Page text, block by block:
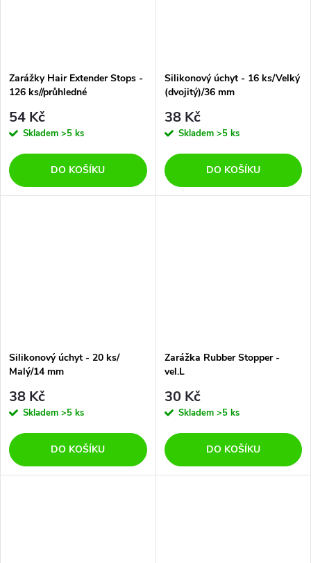
Zarážky Hair Extender Stops -
126 ks//průhledné
54 Kč
Skladem >5 ks
DO KOŠÍKU
Silikonový úchyt - 16 ks/Velký
(dvojitý)/36 mm
38 Kč
Skladem >5 ks
DO KOŠÍKU
Silikonový úchyt - 20 ks/
Malý/14 mm
38 Kč
Skladem >5 ks
DO KOŠÍKU
Zarážka Rubber Stopper -
vel.L
30 Kč
Skladem >5 ks
DO KOŠÍKU